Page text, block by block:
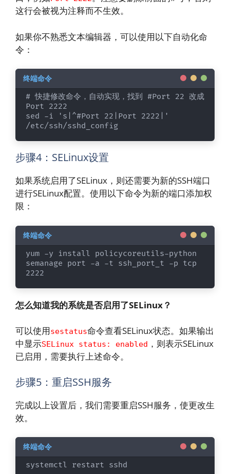
这行会被视为注释而不生效。
如果你不熟悉文本编辑器，可以使用以下自动化命
令：
# 快捷修改命令，自动实现，找到 #Port 22 改成
Port 2222
sed -i 's|^#Port 22|Port 2222|'
/etc/ssh/sshd_config
步骤4：SELinux设置
如果系统启用了SELinux，则还需要为新的SSH端口
进行SELinux配置。使用以下命令为新的端口添加权
限：
yum -y install policycoreutils-python
semanage port -a -t ssh_port_t -p tcp
2222
怎么知道我的系统是否启用了SELinux？
可以使用sestatus命令查看SELinux状态。如果输出
中显示SELinux status: enabled ，则表示SELinux
已启用，需要执行上述命令。
步骤5：重启SSH服务
完成以上设置后，我们需要重启SSH服务，使更改生
效。
systemctl restart sshd